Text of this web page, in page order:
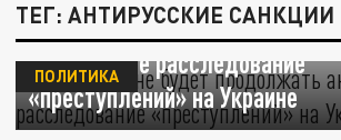
ТЕГ: АНТИРУССКИЕ САНКЦИИ
Вашингтон не будет продолжать
антирусское расследование
«преступлений» на Украине
ПОЛИТИКА